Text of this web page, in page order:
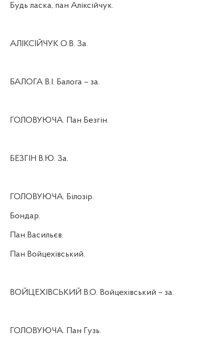
Будь ласка, пан Аліксійчук.
АЛІКСІЙЧУК О.В. За.
БАЛОГА В.І. Балога – за.
ГОЛОВУЮЧА. Пан Безгін.
БЕЗГІН В.Ю. За.
ГОЛОВУЮЧА. Білозір.
Бондар.
Пан Васильєв.
Пан Войцехівський.
ВОЙЦЕХІВСЬКИЙ В.О. Войцехівський – за.
ГОЛОВУЮЧА. Пан Гузь.